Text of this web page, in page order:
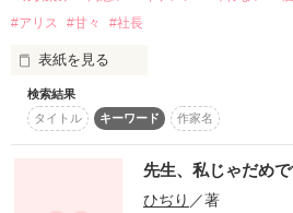
瀬川惟由さん
usamoさん
*愛生*さん
なぎにゃんにゃんさん
ミサにゃんさん
愛がないと
人は生きていけないの？
#アリス
#甘々 #社長
表紙を見る
小さい頃からキミは
検索結果
タイトル
キーワード 作家名
先生、私じゃだめで
ひぢり ／著